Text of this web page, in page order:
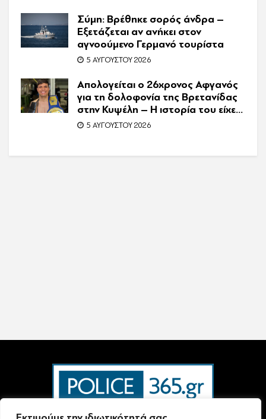
Σύμη: Βρέθηκε σορός άνδρα –
Εξετάζεται αν ανήκει στον
αγνοούμενο Γερμανό τουρίστα
5 ΑΥΓΟΎΣΤΟΥ 2026
Απολογείται ο 26χρονος Αφγανός
για τη δολοφονία της Βρετανίδας
στην Κυψέλη – Η ιστορία του είχε
γίνει ντοκιμαντέρ
5 ΑΥΓΟΎΣΤΟΥ 2026